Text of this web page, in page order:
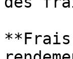
**Frais